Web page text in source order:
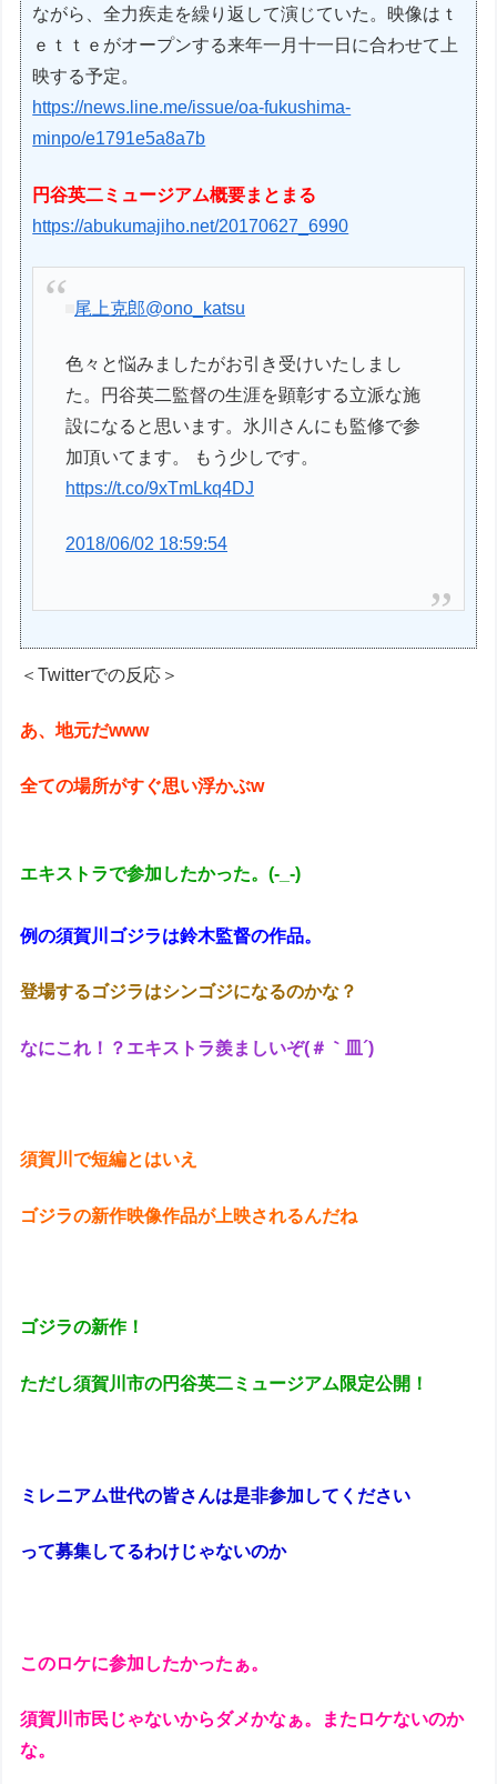
ながら、全力疾走を繰り返して演じていた。映像はｔ
ｅｔｔｅがオープンする来年一月十一日に合わせて上
映する予定。
https://news.line.me/issue/oa-fukushima-
minpo/e1791e5a8a7b
円谷英二ミュージアム概要まとまる
https://abukumajiho.net/20170627_6990
尾上克郎@ono_katsu
色々と悩みましたがお引き受けいたしまし
た。円谷英二監督の生涯を顕彰する立派な施
設になると思います。氷川さんにも監修で参
加頂いてます。 もう少しです。
https://t.co/9xTmLkq4DJ
2018/06/02 18:59:54
＜Twitterでの反応＞
あ、地元だwww
全ての場所がすぐ思い浮かぶw
エキストラで参加したかった。(-_-)
例の須賀川ゴジラは鈴木監督の作品。
登場するゴジラはシンゴジになるのかな？
なにこれ！？エキストラ羨ましいぞ(＃｀皿´)
須賀川で短編とはいえ
ゴジラの新作映像作品が上映されるんだね
ゴジラの新作！
ただし須賀川市の円谷英二ミュージアム限定公開！
ミレニアム世代の皆さんは是非参加してください
って募集してるわけじゃないのか
このロケに参加したかったぁ。
須賀川市民じゃないからダメかなぁ。またロケないのか
な。